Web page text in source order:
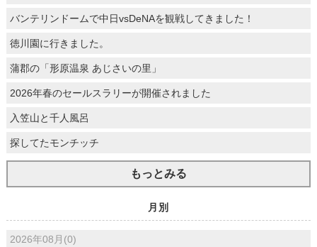
バンテリンドームで中日vsDeNAを観戦してきました！
徳川園に行きました。
蒲郡の「形原温泉 あじさいの里」
2026年春のセールスラリーが開催されました
入笠山と千人風呂
探してたモンチッチ
もっとみる
月別
2026年08月(0)